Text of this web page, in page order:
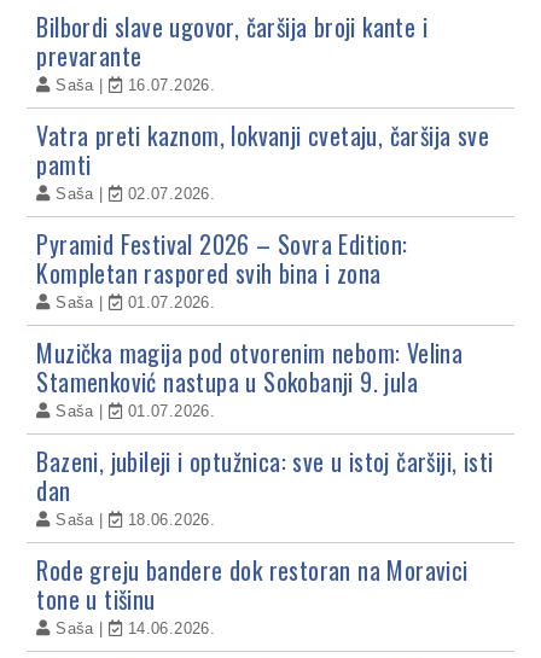
Bilbordi slave ugovor, čaršija broji kante i
prevarante
Saša 16.07.2026.
Vatra preti kaznom, lokvanji cvetaju, čaršija sve
pamti
Saša 02.07.2026.
Pyramid Festival 2026 – Sovra Edition:
Kompletan raspored svih bina i zona
Saša 01.07.2026.
Muzička magija pod otvorenim nebom: Velina
Stamenković nastupa u Sokobanji 9. jula
Saša 01.07.2026.
Bazeni, jubileji i optužnica: sve u istoj čaršiji, isti
dan
Saša 18.06.2026.
Rode greju bandere dok restoran na Moravici
tone u tišinu
Saša 14.06.2026.